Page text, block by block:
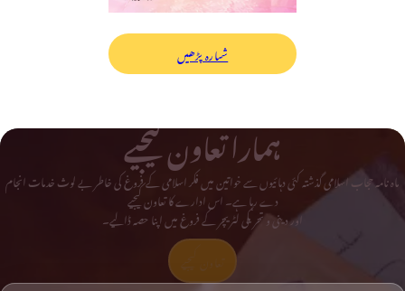
شمارہ پڑھیں
ہمارا تعاون کیجیے
ماہ نامہ حجاب اسلامی گذشتہ کئی دہائیوں سے خواتین میں فکر اسلامی کے فروغ کی خاطر بے لوث خدمات انجام
دے رہا ہے۔ اس ادارے کا تعاون کیجیے
اور دینی و تحریکی لٹریچر کے فروغ میں اپنا حصہ ڈالیے۔